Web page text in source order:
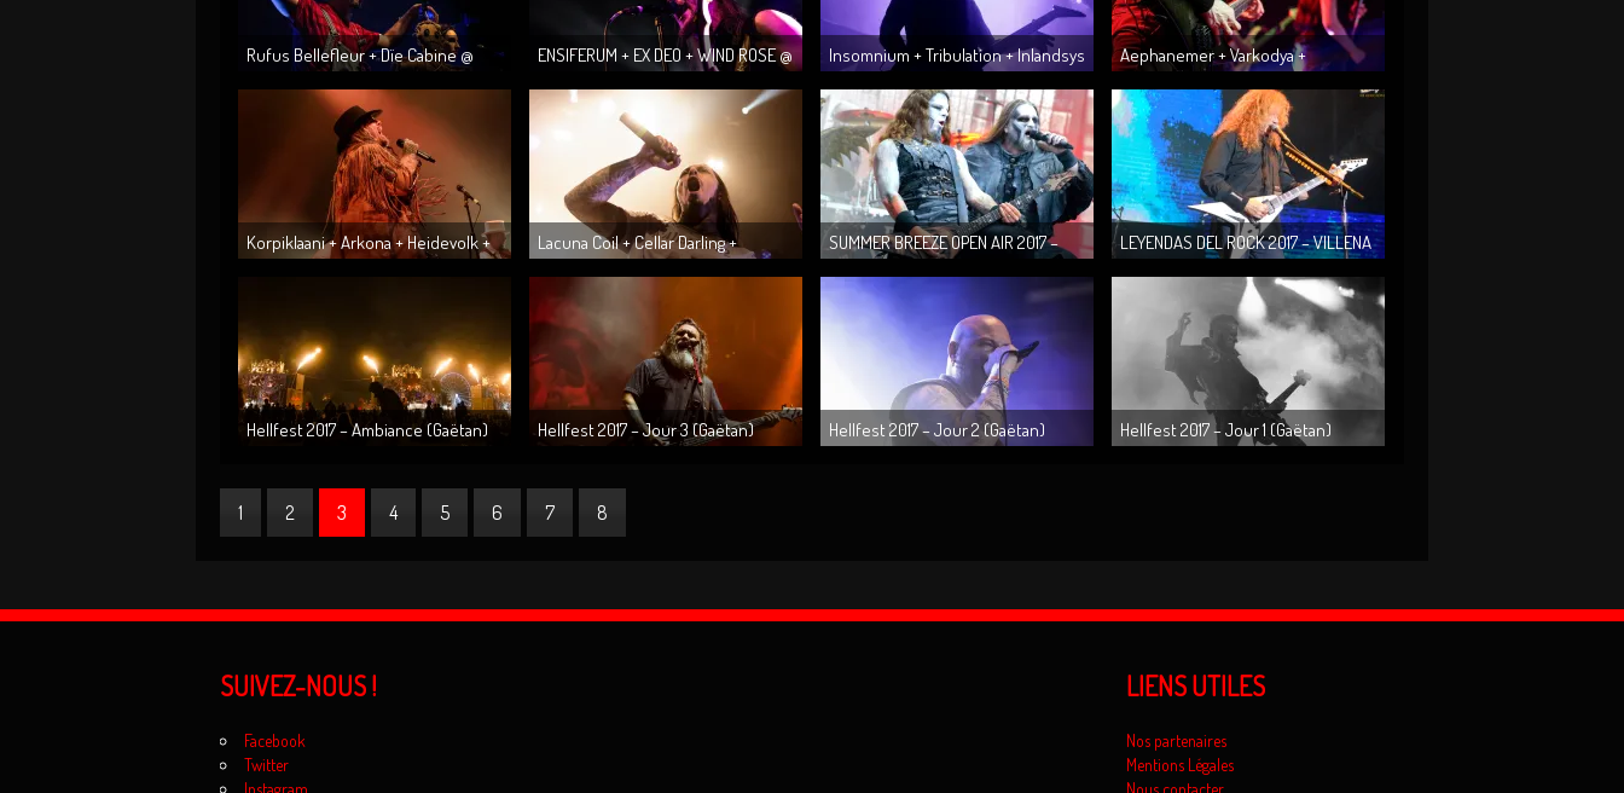
Rufus Bellefleur + Dïe Cabine @
l’Antirouille le 26/05/18 ...
ENSIFERUM + EX DEO + WIND ROSE @
Metronum le 25/04/18 (Laura)
Insomnium + Tribulation + Inlandsys
@ Metronum le 05.04.18 (Gaët...
Aephanemer + Varkodya +
Atrociraptor @ Usine à Musique le
23.02....
Korpiklaani + Arkona + Heidevolk +
Trollfest @ Bikini le 22.02.18...
Lacuna Coil + Cellar Darling +
Sinheresy @ Metronum le 28.11.17 (...
SUMMER BREEZE OPEN AIR 2017 –
DINKELBUHL (ALLEMAGNE)
LEYENDAS DEL ROCK 2017 – VILLENA
(ALICANTE – ESPAGNE)
Hellfest 2017 – Ambiance (Gaëtan) Hellfest 2017 – Jour 3 (Gaëtan) Hellfest 2017 – Jour 2 (Gaëtan) Hellfest 2017 – Jour 1 (Gaëtan)
1 2 3 4 5 6 7 8
SUIVEZ-NOUS !
Facebook
Twitter
Instagram
LIENS UTILES
Nos partenaires
Mentions Légales
Nous contacter